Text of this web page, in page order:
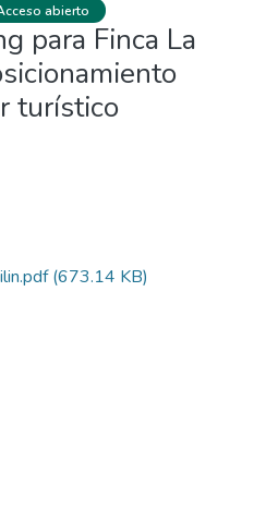
abierto
para Finca La
turístico
(673.14 KB)